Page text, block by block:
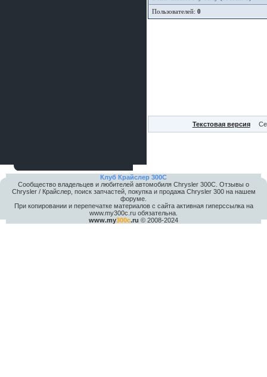
Пользователей: 0
Текстовая версия
Клуб Крайслер 300C
Сообщество владельцев и любителей автомобиля Chrysler 300С. Отзывы о
Chrysler / Крайслер, поиск запчастей, покупка и продажа Chrysler 300 на нашем
форуме.
При копировании и перепечатке материалов с сайта активная гиперссылка на
www.my300c.ru обязательна.
www.my300c.ru © 2008-2024